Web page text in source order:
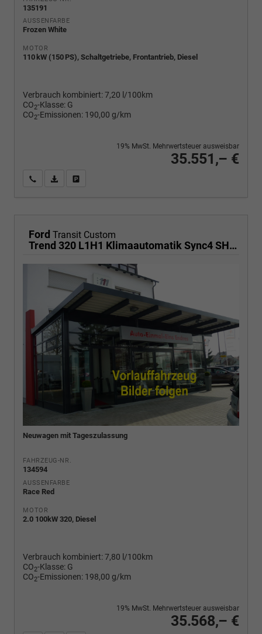
135191
AUSSENFARBE
Frozen White
MOTOR
110 kW (150 PS), Schaltgetriebe, Frontantrieb, Diesel
Verbrauch kombiniert:7,20 l/100km
CO2-Klasse: G
CO2-Emissionen: 190,00 g/km
35.551,– €
19% MwSt. Mehrwertsteuer ausweisbar
Wir rufen Sie anPDF-Fahrzeugexposé drucken
Ford Transit Custom
Trend 320 L1H1 Klimaautomatik Sync4 SHZ 2 x Einparkhilfe Kamera 5JG
Neuwagen mit Tageszulassung
FAHRZEUG-NR.
134594
AUSSENFARBE
Race Red
MOTOR
2.0 100kW 320, Diesel
Verbrauch kombiniert:7,80 l/100km
CO2-Klasse: G
CO2-Emissionen: 198,00 g/km
35.568,– €
19% MwSt. Mehrwertsteuer ausweisbar